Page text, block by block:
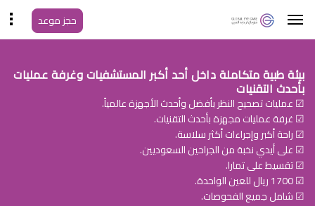
حجز موعد
بيئة طبية متكاملة داخل أحد أكبر المستشفيات وغرفة عمليات
بأحدث التقنيات
☑ عمليات تصحيح النظر بأفضل وأحدث الأجهزة عالمياً.
☑ غرفة عمليات مجهزة بأحدث التقنيات.
☑ راحة أكبر وإجراءات أكثر سلاسة.
☑ على أيدي نخبة من الجراحين السعوديين.
☑ تقسيط على تمارا.
☑ 1700 ريال للعين الواحدة.
☑ شامل جميع الفحوصات.